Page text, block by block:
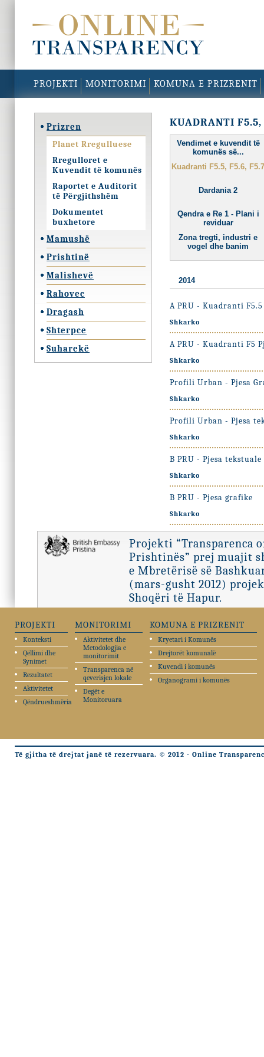
PROJEKTI MONITORIMI KOMUNA E PRIZRENIT
Prizren
Planet Rregulluese
Rregulloret e
Kuvendit të komunës
Raportet e Auditorit
të Përgjithshëm
Dokumentet
buxhetore
Mamushë
Prishtinë
Malishevë
Rahovec
Dragash
Shterpce
Suharekë
KUADRANTI F5.5,
Vendimet e kuvendit të
komunës së...
Kuadranti F5.5, F5.6,
Dardania 2
Qendra e Re 1 - Plani i
reviduar
Zona tregti, industri e
vogel dhe banim
2014
A PRU - Kuadranti
Shkarko
A PRU - Kuadranti F5
Shkarko
Profili Urban - Pjesa
Shkarko
Profili Urban - Pjesa
Shkarko
B PRU - Pjesa tekstuale
Shkarko
B PRU - Pjesa grafike
Shkarko
Projekti “Transparenca
Prishtinës” prej muajit
e Mbretërisë së
(mars-gusht 2012)
Shoqëri të Hapur.
PROJEKTI
Konteksti
Qëllimi dhe
Synimet
Rezultatet
Aktivitetet
Qëndrueshmëria
MONITORIMI
Aktivitetet dhe
Metodologjia e
monitorimit
Transparenca në
qeverisjen lokale
Degët e
Monitoruara
KOMUNA E PRIZRENIT
Kryetari i Komunës
Drejtorët komunalë
Kuvendi i komunës
Organogrami i komunës
Të gjitha të drejtat janë të rezervuara. © 2012 - Online